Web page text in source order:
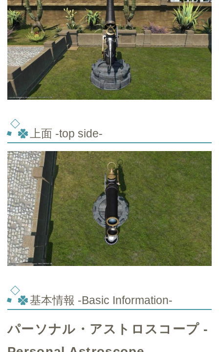
上面 -top side-
基本情報 -Basic Information-
パーソナル・アストロスコープ -